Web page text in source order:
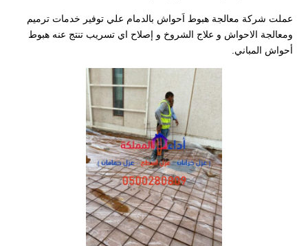
عملت شركة معالجة هبوط اَحواش بالدمام علي توفير خدمات ترميم
ومعالجة الاحواش و علاج الشروخ و إصلاح اي تسريب تنتج عنه هبوط
أحواش المباني.